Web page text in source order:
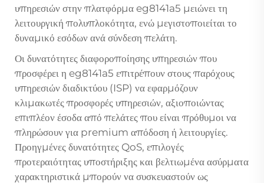
υπηρεσιών στην πλατφόρμα eg8141a5 μειώνει τη
λειτουργική πολυπλοκότητα, ενώ μεγιστοποιείται το
δυναμικό εσόδων ανά σύνδεση πελάτη.
Οι δυνατότητες διαφοροποίησης υπηρεσιών που
προσφέρει η eg8141a5 επιτρέπουν στους παρόχους
υπηρεσιών διαδικτύου (ISP) να εφαρμόζουν
κλιμακωτές προσφορές υπηρεσιών, αξιοποιώντας
επιπλέον έσοδα από πελάτες που είναι πρόθυμοι να
πληρώσουν για premium απόδοση ή λειτουργίες.
Προηγμένες δυνατότητες QoS, επιλογές
προτεραιότητας υποστήριξης και βελτιωμένα ασύρματα
χαρακτηριστικά μπορούν να συσκευαστούν ως